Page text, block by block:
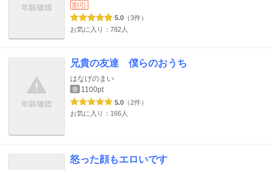
割引
5.0 （3件）
お気に入り：782人
兄貴の友達 僕らのおうち
はなげのまい
巻 1100pt
5.0 （2件）
お気に入り：166人
怒った顔もエロいです